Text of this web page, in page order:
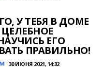
У ТЕБЯ В ДОМЕ
ЦЕЛЕБНОЕ
ЕГO
ПРАВИЛЬНО!
30 ИЮНЯ 2021, 14:32